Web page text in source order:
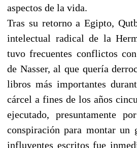
aspectos de la vida.
Tras su retorno a Egipto,
intelectual radical de la
tuvo frecuentes conflictos
de Nasser, al que quería
libros más importantes
cárcel a fines de los años
ejecutado, presuntamente
conspiración para montar un
influyentes escritos fue